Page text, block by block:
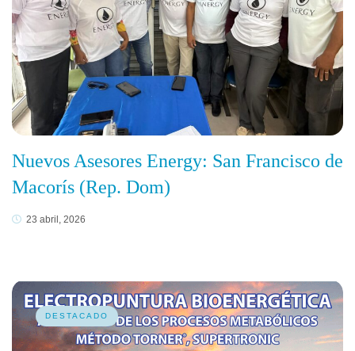
Nuevos Asesores Energy: San Francisco de
Macorís (Rep. Dom)
23 abril, 2026
DESTACADO